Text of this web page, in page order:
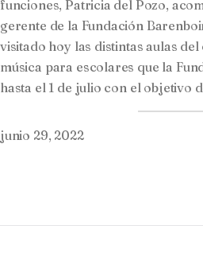
funciones, Patricia del Pozo,
gerente de la Fundación
visitado hoy las distintas aulas
música para escolares que la
hasta el 1 de julio con el objetivo
junio 29, 2022